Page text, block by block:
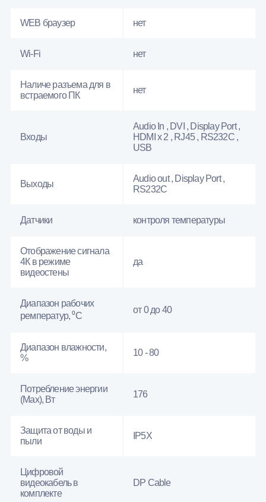
WEB браузер нет
Wi-Fi нет
Наличе разъема для в
встраемого ПК
нет
Входы
Audio In , DVI , Display Port ,
HDMI x 2 , RJ45 , RS232С ,
USB
Выходы
Audio out , Display Port ,
RS232С
Датчики контроля температуры
Отображение сигнала
4К в режиме
видеостены
да
Диапазон рабочих
ремператур, ⁰С
от 0 до 40
Диапазон влажности,
%
10 - 80
Потребление энергии
(Max), Вт
176
Защита от воды и
пыли
IP5X
Цифровой
видеокабель в
комплекте
DP Cable